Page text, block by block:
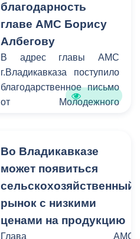
благодарность
главе АМС Борису
Албегову
В адрес главы АМС
г.Владикавказа поступило
благодарственное письмо
от Молодежного
Члены организации
Албегову за поддержку
молодежной политики и
содействие в реализации
проектов на территории
Во Владикавказе
может появиться
сельскохозяйственный
рынок с низкими
ценами на продукцию
Глава АМС